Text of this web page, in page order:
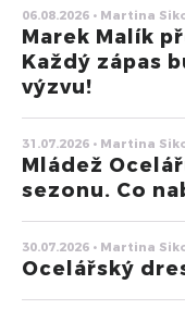
06.08.2026 • Martina
Marek Malík
Každý zápas
výzvu!
31.07.2026 • Martina
Mládež
sezonu. Co
30.07.2026 • Martina
Ocelářský